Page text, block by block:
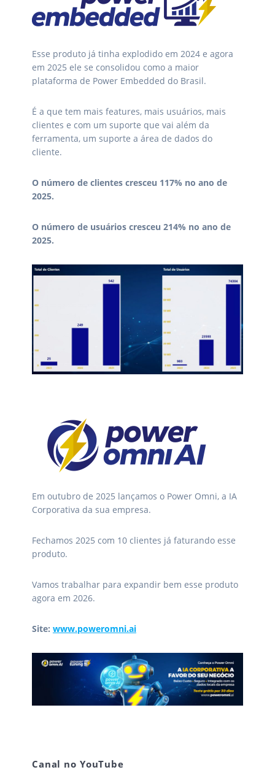
Esse produto já tinha explodido em 2024 e agora
em 2025 ele se consolidou como a maior
plataforma de Power Embedded do Brasil.
É a que tem mais features, mais usuários, mais
clientes e com um suporte que vai além da
ferramenta, um suporte a área de dados do
cliente.
O número de clientes cresceu 117% no ano de
2025.
O número de usuários cresceu 214% no ano de
2025.
Em outubro de 2025 lançamos o Power Omni, a IA
Corporativa da sua empresa.
Fechamos 2025 com 10 clientes já faturando esse
produto.
Vamos trabalhar para expandir bem esse produto
agora em 2026.
Site: www.poweromni.ai
Canal no YouTube